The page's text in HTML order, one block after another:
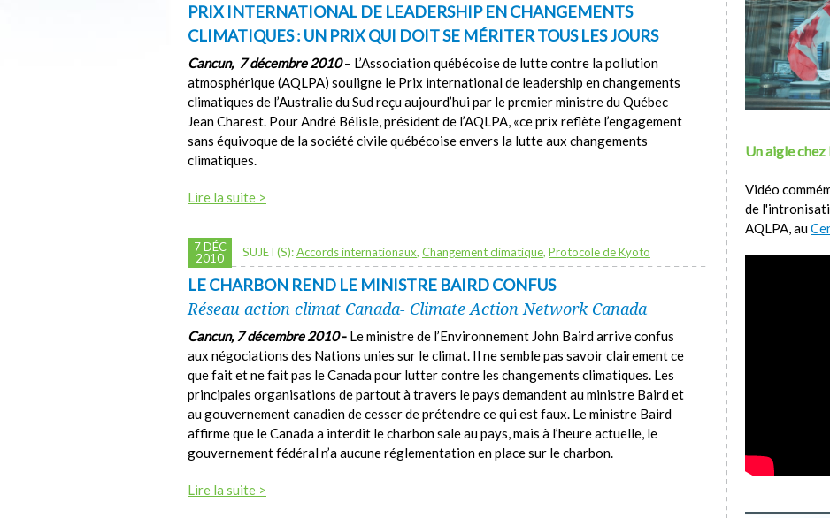
PRIX INTERNATIONAL DE LEADERSHIP EN CHANGEMENTS
CLIMATIQUES : UN PRIX QUI DOIT SE MÉRITER TOUS LES JOURS
Cancun, 7 décembre 2010– L’Association québécoise de lutte contre la pollution
atmosphérique (AQLPA) souligne le Prix international de leadership en changements
climatiques de l’Australie du Sud reçu aujourd’hui par le premier ministre du Québec
Jean Charest. Pour André Bélisle, président de l’AQLPA, «ce prix reflète l’engagement
sans équivoque de la société civile québécoise envers la lutte aux changements
climatiques.
Lire la suite >
7 DÉC
2010
SUJET(S):Accords internationaux, Changement climatique, Protocole de Kyoto
LE CHARBON REND LE MINISTRE BAIRD CONFUS
Réseau action climat Canada- Climate Action Network Canada
Cancun, 7 décembre 2010- Le ministre de l’Environnement John Baird arrive confus
aux négociations des Nations unies sur le climat. Il ne semble pas savoir clairement ce
que fait et ne fait pas le Canada pour lutter contre les changements climatiques. Les
principales organisations de partout à travers le pays demandent au ministre Baird et
au gouvernement canadien de cesser de prétendre ce qui est faux. Le ministre Baird
affirme que le Canada a interdit le charbon sale au pays, mais à l’heure actuelle, le
gouvernement fédéral n’a aucune réglementation en place sur le charbon.
Lire la suite >
Un aigle chez
Vidéo
de
AQLPA, au